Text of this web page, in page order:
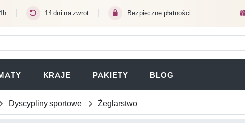
14 dni na zwrot Bezpieczne płatności
SIĘ W NOWEJ KARCIE)
KRAJE PAKIETY BLOG
Dyscypliny sportowe Żeglarstwo